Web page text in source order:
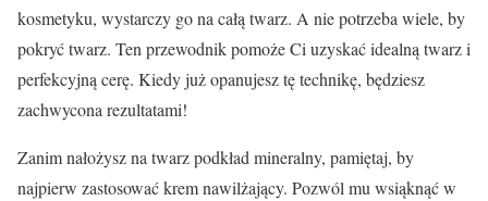
kosmetyku, wystarczy go na całą twarz. A nie potrzeba wiele, by
pokryć twarz. Ten przewodnik pomoże Ci uzyskać idealną twarz i
perfekcyjną cerę. Kiedy już opanujesz tę technikę, będziesz
zachwycona rezultatami!
Zanim nałożysz na twarz podkład mineralny, pamiętaj, by
najpierw zastosować krem nawilżający. Pozwól mu wsiąknąć w